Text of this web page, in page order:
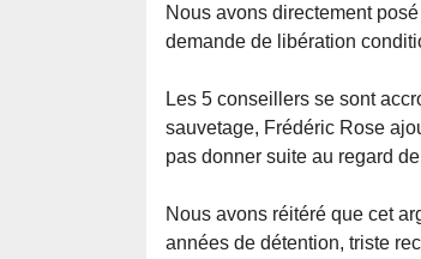
Nous avons directement
demande de libération
Les 5 conseillers se sont
sauvetage, Frédéric Rose
pas donner suite au regard
Nous avons réitéré que cet
années de détention, triste